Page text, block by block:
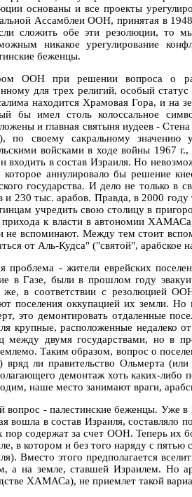
основаны и все проекты
Ассамблеи ООН, принятая в
сложить обе эти резолюции, то
никакое урегулирование
беженцы.
ООН при решении вопроса о
для трех религий, особый
находится Храмовая Гора, и на
бы имел столь колоссальное
и главная святыня иудеев -
по своему сакральному
войсками в ходе войны 1967
входить в состав Израиля. Но
которое аннулировало бы решение
государства. И дело не только в
и 230 тыс. арабов. Правда, в 2000
учредить свою столицу в
прихода к власти в автономии
не вспоминают. Между тем стоит
от Аль-Кудса" ("святой", арабское
проблема - жители еврейских
в Газе, были в прошлом году
же, в соответствии с резолюцией
поселения оккупацией их земли.
это демонтировать отдаленные
крупные, расположенные недалеко
между двумя государствами, но в
Таким образом, вопрос о
вряд ли правительство Ольмерта
демонтаж хоть каких-либо
наше место занимают враги,
вопрос - палестинские беженцы. Уже
вошла в состав Израиля, составляло
пор содержат за счет ООН. Теперь их
в котором и без того наряду с
Вместо этого предполагается
а на земле, ставшей Израилем. Но
ХАМАСа), не приемлет такой